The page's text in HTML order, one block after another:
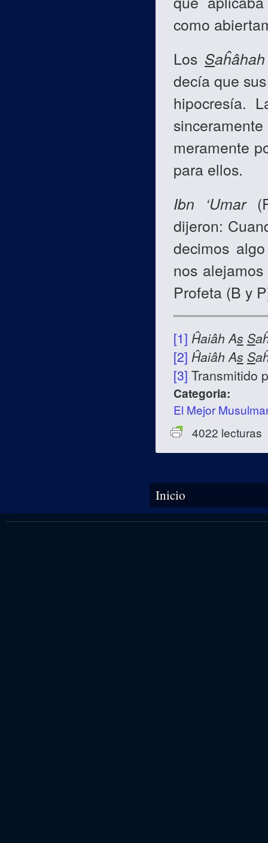
como
Los Saĥâhah
decía que
hipocresía.
meramente
para ellos.
Ibn
‘Umar
dijeron:
decimos
nos
Profeta (B y
[1] Ĥaiâh As S
[2] Ĥaiâh As S
[3] Transmitido
Categoria:
El Mejor
4022 lecturas
Se encuentra usted aquí
Inicio